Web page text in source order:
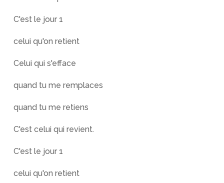
C'est le jour 1
celui qu'on retient
Celui qui s'efface
quand tu me remplaces
quand tu me retiens
C'est celui qui revient.
C'est le jour 1
celui qu'on retient